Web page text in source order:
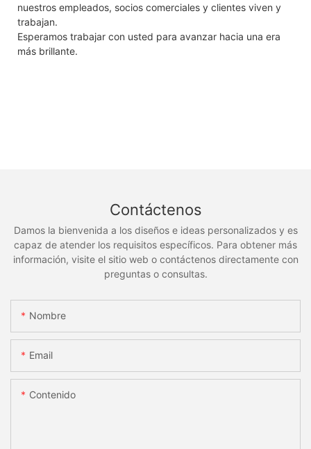
nuestros empleados, socios comerciales y clientes viven y
trabajan.
Esperamos trabajar con usted para avanzar hacia una era
más brillante.
Contáctenos
Damos la bienvenida a los diseños e ideas personalizados y es
capaz de atender los requisitos específicos. Para obtener más
información, visite el sitio web o contáctenos directamente con
preguntas o consultas.
Nombre
Email
Contenido